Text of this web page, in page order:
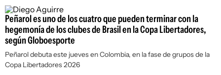
Peñarol es uno de los cuatro que pueden terminar con la
hegemonía de los clubes de Brasil en la Copa Libertadores,
según Globoesporte
Peñarol debuta este jueves en Colombia, en la fase de grupos de la
Copa Libertadores 2026